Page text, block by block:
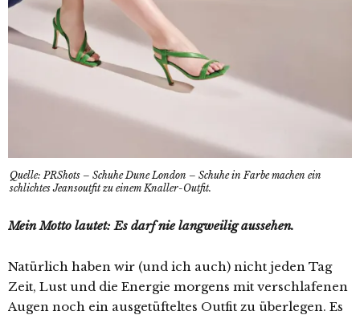
Quelle: PRShots – Schuhe Dune London – Schuhe in Farbe machen ein
schlichtes Jeansoutfit zu einem Knaller-Outfit.
Mein Motto lautet: Es darf nie langweilig aussehen.
Natürlich haben wir (und ich auch) nicht jeden Tag
Zeit, Lust und die Energie morgens mit verschlafenen
Augen noch ein ausgetüfteltes Outfit zu überlegen. Es